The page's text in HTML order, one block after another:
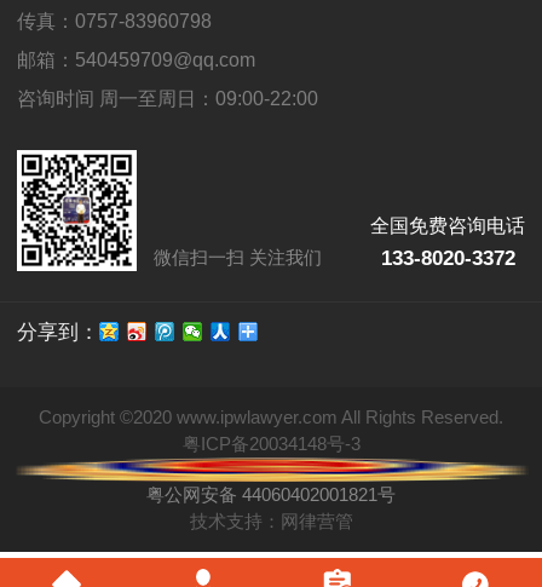
传真：0757-83960798
邮箱：540459709@qq.com
咨询时间 周一至周日：09:00-22:00
微信扫一扫 关注我们
全国免费咨询电话
133-8020-3372
分享到：
Copyright ©2020 www.ipwlawyer.com All Rights Reserved.
粤ICP备20034148号-3
粤公网安备 44060402001821号
技术支持：网律营管